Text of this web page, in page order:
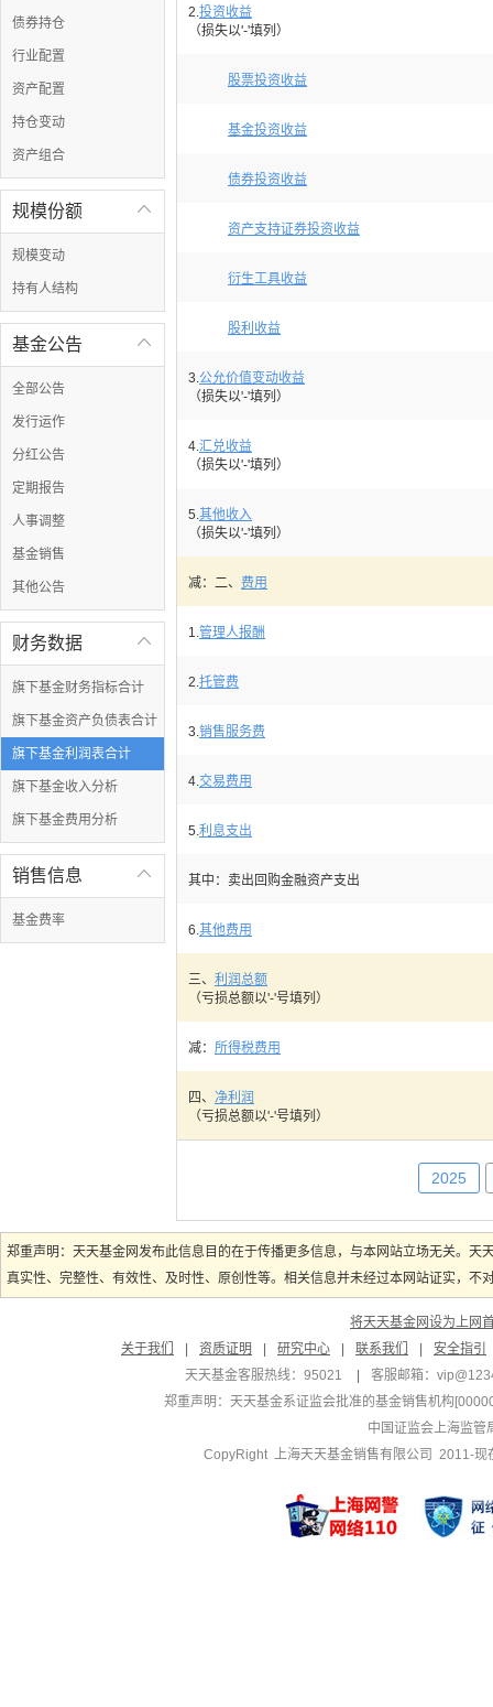
债券持仓
行业配置
资产配置
持仓变动
资产组合

规模份额
规模变动
持有人结构

基金公告
全部公告
发行运作
分红公告
定期报告
人事调整
基金销售
其他公告

财务数据
旗下基金财务指标合计
旗下基金资产负债表合计
旗下基金利润表合计
旗下基金收入分析
旗下基金费用分析

销售信息
基金费率
2.投资收益
（损失以'-'填列）
股票投资收益
基金投资收益
债券投资收益
资产支持证券投资收益
衍生工具收益
股利收益
3.公允价值变动收益
（损失以'-'填列）
4.汇兑收益
（损失以'-'填列）
5.其他收入
（损失以'-'填列）
减：二、 费用
1.管理人报酬
2.托管费
3.销售服务费
4.交易费用
5.利息支出
其中：卖出回购金融资产支出
6.其他费用
三、 利润总额
（亏损总额以'-'号填列）
减： 所得税费用
四、 净利润
（亏损总额以'-'号填列）
2025
郑重声明：天天基金网发布此信息目的在于传播更多信息，与本网站立场无关。
真实性、完整性、有效性、及时性、原创性等。相关信息并未经过本网站证实，
将天天基金网设为上网
关于我们
资质证明 研究中心 联系我们
安全指引
天天基金客服热线：95021
客服邮箱：
郑重声明： 天天基金系证监会批准的基金销售机构
中国证监会上海监管
CopyRight 上海天天基金销售有限公司 2011-